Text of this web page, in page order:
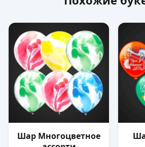
Шар Многоцветное